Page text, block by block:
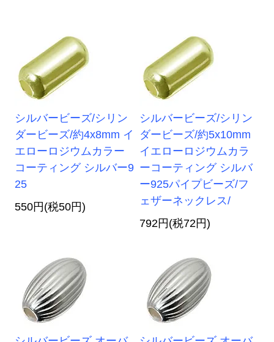
シルバービーズ/シリン
ダービーズ/約4x8mm イ
エローロジウムカラー
コーティング シルバー9
25
550円(税50円)
シルバービーズ/シリン
ダービーズ/約5x10mm
イエローロジウムカラ
ーコーティング シルバ
ー925パイプビーズ/フ
ェザーネックレス/
792円(税72円)